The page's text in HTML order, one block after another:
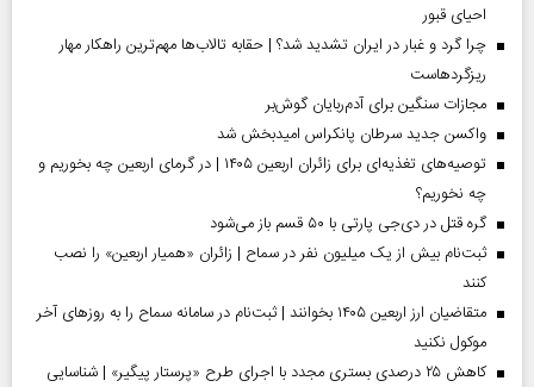
احیای قبور
چرا گرد و غبار در ایران تشدید شد؟ | حقابه تالاب‌ها مهم‌ترین راهکار مهار
ریزگردهاست
مجازات سنگین برای آدم‌ربایان گوش‌بر
واکسن جدید سرطان پانکراس امیدبخش شد
توصیه‌های تغذیه‌ای برای زائران اربعین ۱۴۰۵ | در گرمای اربعین چه بخوریم و
چه نخوریم؟
گره قتل در دی‌جی پارتی با ۵۰ قسم باز می‌شود
ثبت‌نام بیش از یک میلیون نفر در سماح | زائران «همیار اربعین» را نصب
کنند
متقاضیان ارز اربعین ۱۴۰۵ بخوانند | ثبت‌نام در سامانه سماح را به روز‌های آخر
موکول نکنید
کاهش ۲۵ درصدی بستری مجدد با اجرای طرح «پرستار پیگیر» | شناسایی